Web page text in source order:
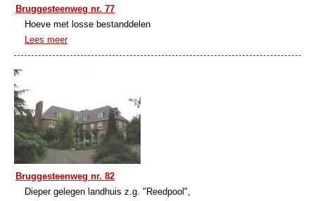
Bruggesteenweg nr. 77
Hoeve met losse bestanddelen
Lees meer
Bruggesteenweg nr. 82
Dieper gelegen landhuis z.g. "Reedpool",